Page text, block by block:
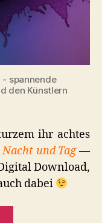
- spannende
den Künstlern
ihr achtes
Nacht und Tag—
Download,
dabei